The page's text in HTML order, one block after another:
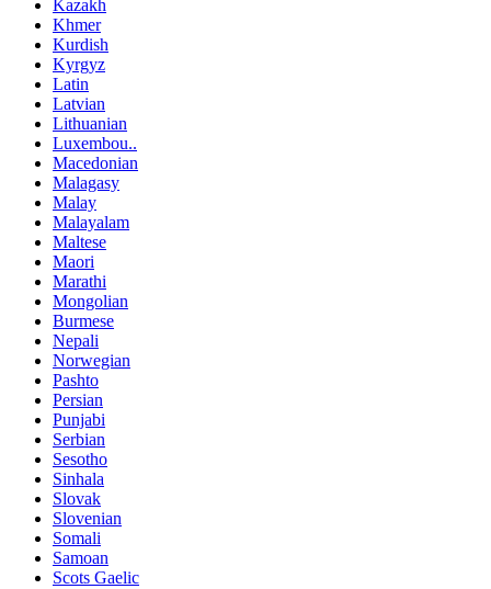
Kazakh
Khmer
Kurdish
Kyrgyz
Latin
Latvian
Lithuanian
Luxembou..
Macedonian
Malagasy
Malay
Malayalam
Maltese
Maori
Marathi
Mongolian
Burmese
Nepali
Norwegian
Pashto
Persian
Punjabi
Serbian
Sesotho
Sinhala
Slovak
Slovenian
Somali
Samoan
Scots Gaelic